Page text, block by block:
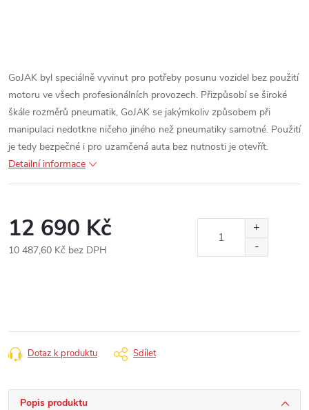
GoJAK byl speciálně vyvinut pro potřeby posunu vozidel bez použití
motoru ve všech profesionálních provozech. Přizpůsobí se široké
škále rozměrů pneumatik, GoJAK se jakýmkoliv způsobem při
manipulaci nedotkne ničeho jiného než pneumatiky samotné. Použití
je tedy bezpečné i pro uzamčená auta bez nutnosti je otevřít.
Detailní informace
12 690 Kč
10 487,60 Kč bez DPH
Dotaz k produktu Sdílet
Popis produktu